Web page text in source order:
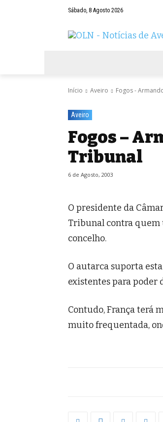
Sábado, 8 Agosto 2026
Início Aveiro Fogos -
Aveiro
Fogos –
Tribunal
6 de Agosto, 2003
O presidente da
Tribunal contra quem
concelho.
O autarca suporta
existentes para poder
Contudo, França terá
muito frequentada,